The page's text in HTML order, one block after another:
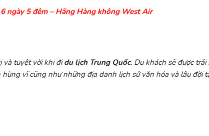
ngày 5 đêm – Hãng Hàng không West Air
và tuyệt vời khi đidu lịch Trung Quốc. Du khách sẽ được
vĩ cũng như những địa danh lịch sử văn hóa và lâu đời